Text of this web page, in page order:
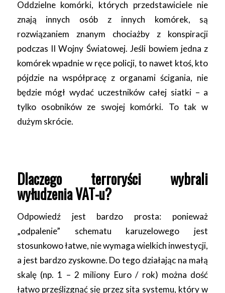
Oddzielne komórki, których przedstawiciele nie
znają innych osób z innych komórek, są
rozwiązaniem znanym chociażby z konspiracji
podczas II Wojny Światowej. Jeśli bowiem jedna z
komórek wpadnie w ręce policji, to nawet ktoś, kto
pójdzie na współpracę z organami ścigania, nie
będzie mógł wydać uczestników całej siatki – a
tylko osobników ze swojej komórki. To tak w
dużym skrócie.
Dlaczego terroryści wybrali
wyłudzenia VAT-u?
Odpowiedź jest bardzo prosta: ponieważ
„odpalenie” schematu karuzelowego jest
stosunkowo łatwe, nie wymaga wielkich inwestycji,
a jest bardzo zyskowne. Do tego działając na małą
skalę (np. 1 – 2 miliony Euro / rok) można dość
łatwo prześlizgnąć się przez sita systemu, który w